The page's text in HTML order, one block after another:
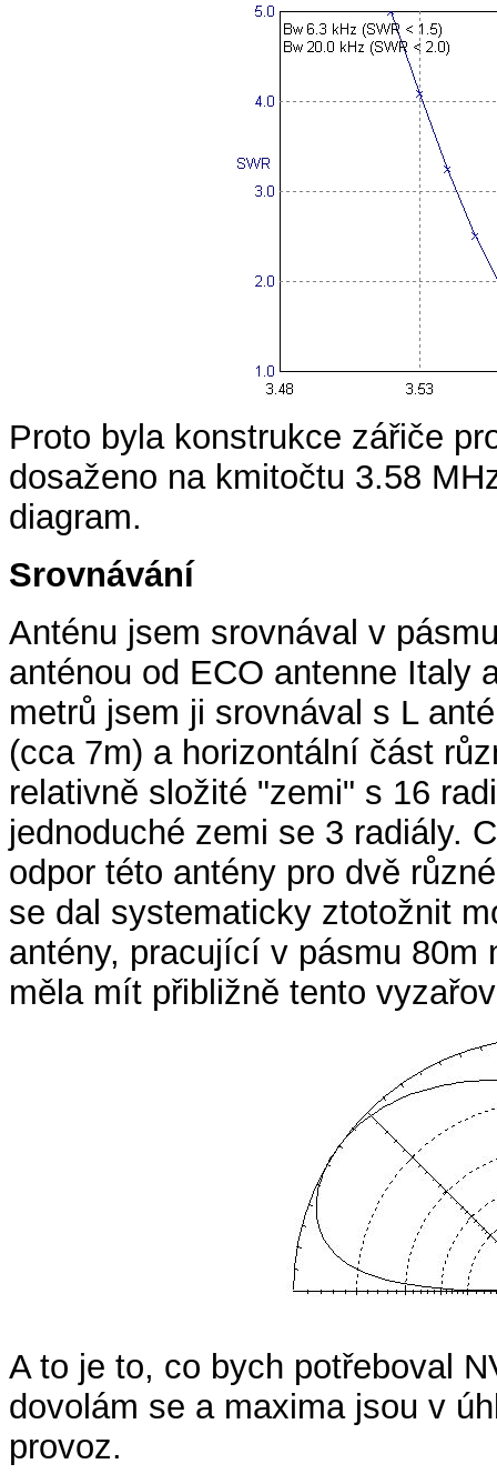
Proto byla konstrukce zářiče
dosaženo na kmitočtu 3.58
diagram.
Srovnávání
Anténu jsem srovnával v
anténou od ECO antenne Italy
metrů jsem ji srovnával s L
(cca 7m) a horizontální část
relativně složité "zemi" s 16
jednoduché zemi se 3 radiály.
odpor této antény pro dvě
se dal systematicky ztotožnit
antény, pracující v pásmu 80m
měla mít přibližně tento
A to je to, co bych potřeboval
dovolám se a maxima jsou v
provoz.